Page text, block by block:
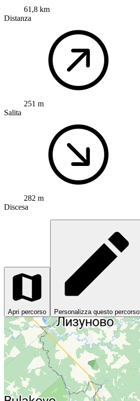
61,8 km
Distanza
251 m
Salita
282 m
Discesa
Apri percorso Personalizza questo percorso